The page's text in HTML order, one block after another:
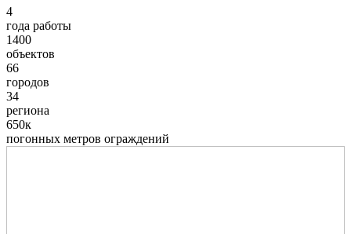
4
года работы
1400
объектов
66
городов
34
региона
650к
погонных метров ограждений